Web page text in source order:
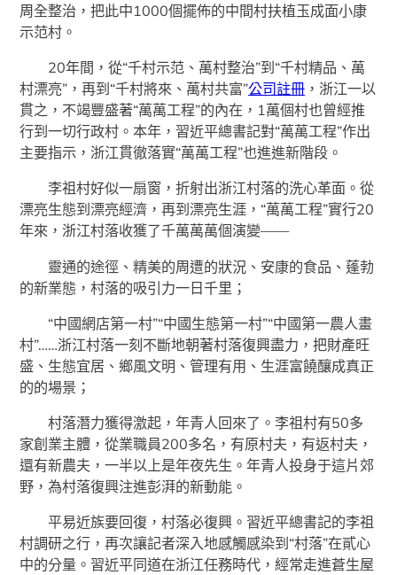
周全整治，把此中1000個擺佈的中間村扶植玉成面小康
示范村。
20年間，從“千村示范、萬村整治”到“千村精品、萬
村漂亮”，再到“千村將來、萬村共富”公司註冊 ，浙江一以
貫之，不竭豐盛著“萬萬工程”的內在，1萬個村也曾經推
行到一切行政村。本年，習近平總書記對“萬萬工程”作出
主要指示，浙江貫徹落實“萬萬工程”也進進新階段。
李祖村好似一扇窗，折射出浙江村落的洗心革面。從
漂亮生態到漂亮經濟，再到漂亮生涯，“萬萬工程”實行20
年來，浙江村落收獲了千萬萬萬個演變——
靈通的途徑、精美的周遭的狀況、安康的食品、蓬勃
的新業態，村落的吸引力一日千里；
“中國網店第一村”“中國生態第一村”“中國第一農人畫
村”……浙江村落一刻不斷地朝著村落復興盡力，把財產旺
盛、生態宜居、鄉風文明、管理有用、生涯富饒釀成真正
的的場景；
村落潛力獲得激起，年青人回來了。李祖村有50多
家創業主體，從業職員200多名，有原村夫，有返村夫，
還有新農夫，一半以上是年夜先生。年青人投身于這片郊
野，為村落復興注進彭湃的新動能。
平易近族要回復，村落必復興。習近平總書記的李祖
村調研之行，再次讓記者深入地感觸感染到“村落”在貳心
中的分量。習近平同道在浙江任務時代，經常走進蒼生屋